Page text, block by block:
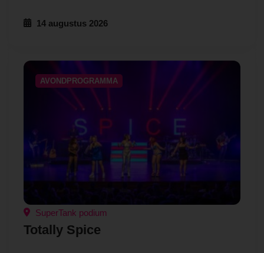
14 augustus 2026
AVONDPROGRAMMA
SuperTank podium
Totally Spice